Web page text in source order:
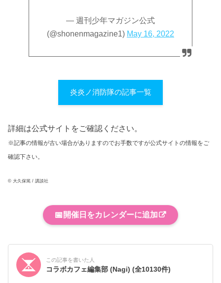
— 週刊少年マガジン公式
(@shonenmagazine1) May 16, 2022
炎炎ノ消防隊の記事一覧
詳細は公式サイトをご確認ください。
※記事の情報が古い場合がありますのでお手数ですが公式サイトの情報をご
確認下さい。
© 大久保篤 / 講談社
📅 開催日をカレンダーに追加
この記事を書いた人
コラボカフェ編集部 (Nagi)(全10130件)